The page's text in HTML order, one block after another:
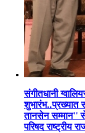
संगीतधानी
शुभारंभ..प्रख्यात
तानसेन सम्मान''
परिषद राष्ट्रीय